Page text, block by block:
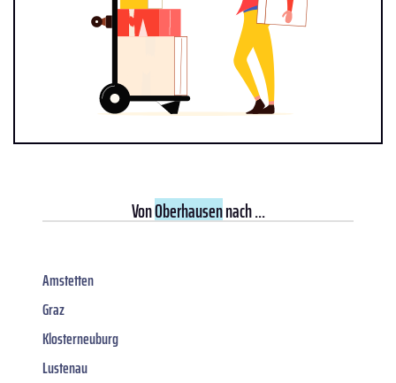
VonOberhausennach ...
Amstetten
Graz
Klosterneuburg
Lustenau